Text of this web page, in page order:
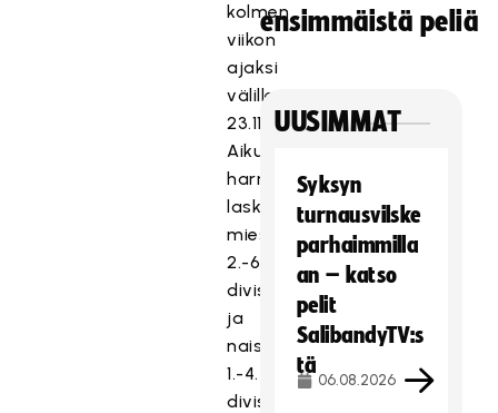
kolmen
viikon
ajaksi
välille
23.11.-13.12.
Aikuisten
harrastustoiminnaksi
lasketaan
miesten
2.-6.
divisioonat
ja
naisten
1.-4.
divisioonat
ensimmäistä peliä
UUSIMMAT
Syksyn
turnausvilske
parhaimmilla
an – katso
pelit
SalibandyTV:s
tä
06.08.2026